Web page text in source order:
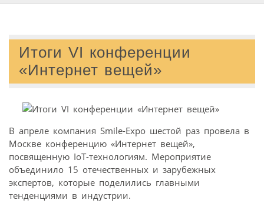
Итоги VI конференции
«Интернет вещей»
В апреле компания Smile-Expo шестой раз провела в
Москве конференцию «Интернет вещей»,
посвященную IoT-технологиям. Мероприятие
объединило 15 отечественных и зарубежных
экспертов, которые поделились главными
тенденциями в индустрии.